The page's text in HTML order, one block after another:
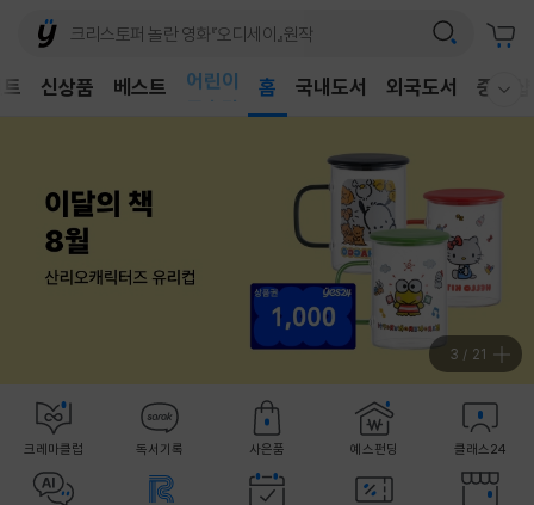
신상품 베스트
독후감
어린이
홈 국내도서 외국도서 중고샵
3 / 21
크레마클럽 독서기록 사은품 예스펀딩 클래스24